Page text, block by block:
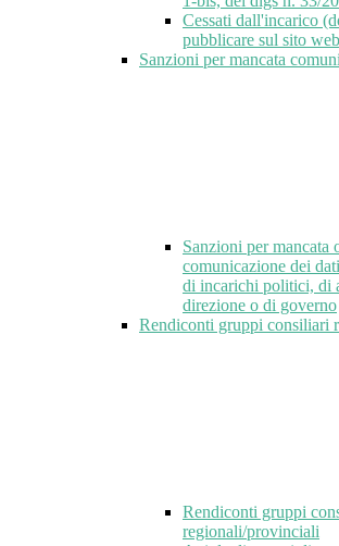
Cessati dall'incarico
pubblicare sul sito
Sanzioni per mancata
Sanzioni per mancata
comunicazione dei
di incarichi politici, di
direzione o di governo
Rendiconti gruppi consiliari
Rendiconti gruppi
regionali/provinciali